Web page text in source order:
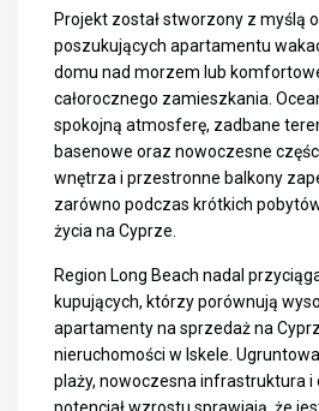
Projekt został stworzony z myślą
poszukujących apartamentu
domu nad morzem lub
całorocznego zamieszkania.
spokojną atmosferę, zadbane
basenowe oraz nowoczesne
wnętrza i przestronne balkony
zarówno podczas krótkich
życia na Cyprze.
Region Long Beach nadal
kupujących, którzy porównują
apartamenty na sprzedaż na
nieruchomości w Iskele .
plaży, nowoczesna infrastruktura i